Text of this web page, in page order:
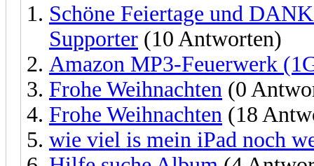
Schöne Feiertage und
Supporter (10 Antworten)
Amazon MP3-Feuerwerk
Frohe Weihnachten (0
Frohe Weihnachten (18
wie viel is mein iPad noch